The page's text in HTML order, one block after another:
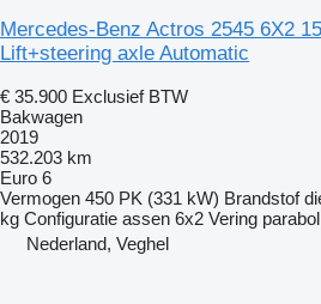
Mercedes-Benz Actros 2545 6X2
Lift+steering axle Automatic
€ 35.900 Exclusief BTW
Bakwagen
2019
532.203 km
Euro 6
Vermogen 450 PK (331 kW) Brandstof
kg Configuratie assen 6x2 Vering
Nederland, Veghel